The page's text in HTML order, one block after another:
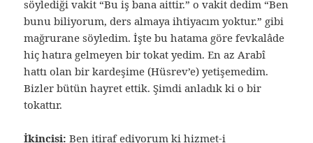
söylediği vakit “Bu iş bana aittir.” o vakit dedim “Ben
bunu biliyorum, ders almaya ihtiyacım yoktur.” gibi
mağrurane söyledim. İşte bu hatama göre fevkalâde
hiç hatıra gelmeyen bir tokat yedim. En az Arabî
hattı olan bir kardeşime (Hüsrev’e) yetişemedim.
Bizler bütün hayret ettik. Şimdi anladık ki o bir
tokattır.
İkincisi: Ben itiraf ediyorum ki hizmet-i